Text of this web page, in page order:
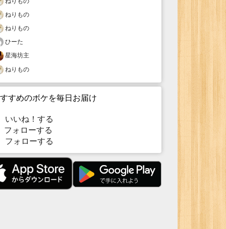
ねりもの
ねりもの
ひーた
星海坊主
ねりもの
すめのボケを毎日お届け
いいね！する
ォローする
フォローする